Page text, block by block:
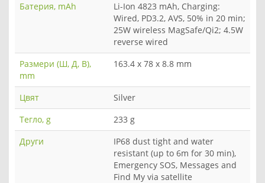
Батерия, mAh
Li-Ion 4823 mAh, Charging:
Wired, PD3.2, AVS, 50% in 20 min;
25W wireless MagSafe/Qi2; 4.5W
reverse wired
Размери (Ш, Д, В),
mm
163.4 x 78 x 8.8 mm
Цвят
Silver
Тегло, g
233 g
Други
IP68 dust tight and water
resistant (up to 6m for 30 min),
Emergency SOS, Messages and
Find My via satellite